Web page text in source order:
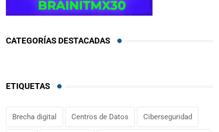
CATEGORÍAS DESTACADAS
ETIQUETAS
Brecha digital Centros de Datos Ciberseguridad